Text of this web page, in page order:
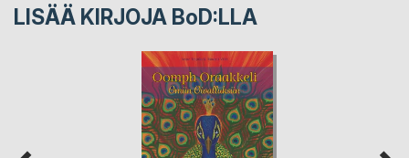
LISÄÄ KIRJOJA BoD:LLA